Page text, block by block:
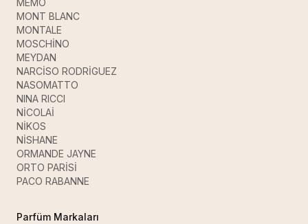
MEMO
MONT BLANC
MONTALE
MOSCHİNO
MEYDAN
NARCİSO RODRİGUEZ
NASOMATTO
NINA RICCI
NİCOLAİ
NİKOS
NİSHANE
ORMANDE JAYNE
ORTO PARİSİ
PACO RABANNE
Parfüm Markaları